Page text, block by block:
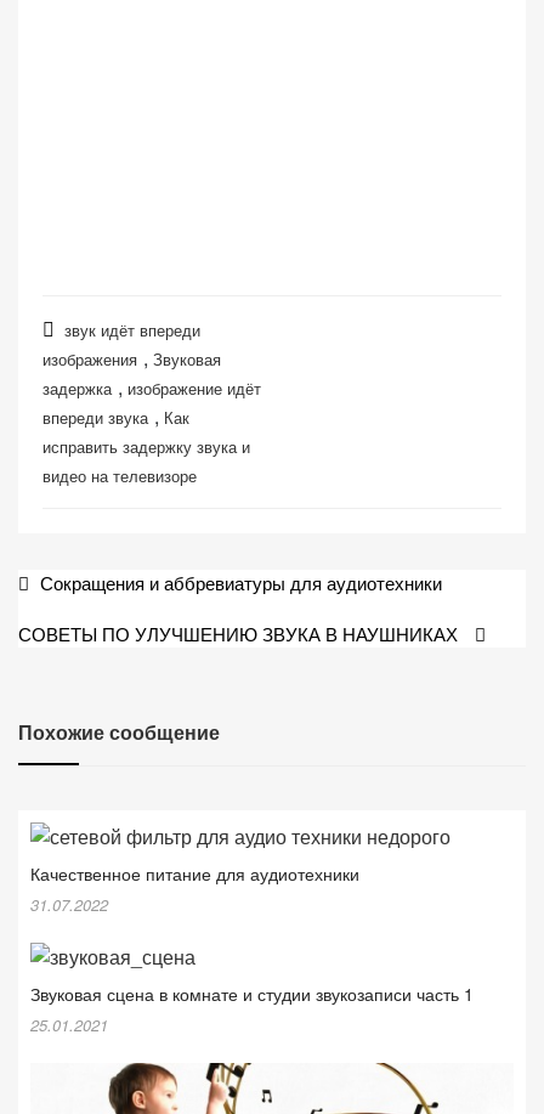
звук идёт впереди
изображения , Звуковая
задержка , изображение идёт
впереди звука , Как
исправить задержку звука и
видео на телевизоре
Навигация
записям
Сокращения и аббревиатуры для аудиотехники
СОВЕТЫ ПО УЛУЧШЕНИЮ ЗВУКА В НАУШНИКАХ
Похожие сообщение
Качественное питание для аудиотехники
31.07.2022
Звуковая сцена в комнате и студии звукозаписи часть 1
25.01.2021